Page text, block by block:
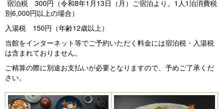
宿泊税 300円（令和8年1月13日（月）ご宿泊より。1人1泊消費税
別6,000円以上の場合）
入湯税 150円（年齢12歳以上）
当館をインターネット等でご予約いただく料金には宿泊税・入湯税
は含まれておりません。
ご精算の際に別途お支払いが必要となりますので、予めご了承くだ
さい。